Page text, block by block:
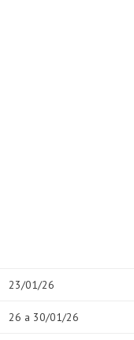
23/01/26
26 a 30/01/26